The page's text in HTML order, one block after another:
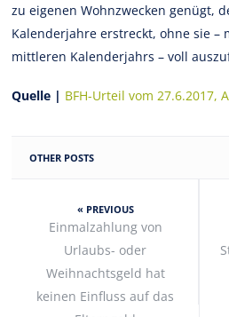
zu eigenen Wohnzwecken genügt,
Kalenderjahre erstreckt, ohne sie –
mittleren Kalenderjahrs – voll
Quelle | BFH-Urteil vom 27.6.2017,
OTHER POSTS
« PREVIOUS
Einmalzahlung von
Urlaubs- oder
Weihnachtsgeld hat
keinen Einfluss auf das